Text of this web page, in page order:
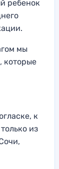
ребенок
мы
которые
к
из